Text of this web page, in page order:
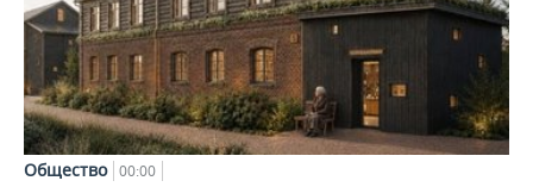
Общество 00:00